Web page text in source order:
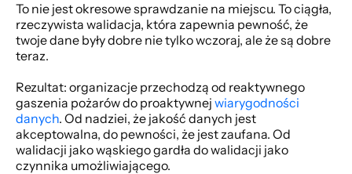
To nie jest okresowe sprawdzanie na miejscu. To ciągła,
rzeczywista walidacja, która zapewnia pewność, że
twoje dane były dobre nie tylko wczoraj, ale że są dobre
teraz.
Rezultat: organizacje przechodzą od reaktywnego
gaszenia pożarów do proaktywnej wiarygodności
danych. Od nadziei, że jakość danych jest
akceptowalna, do pewności, że jest zaufana. Od
walidacji jako wąskiego gardła do walidacji jako
czynnika umożliwiającego.